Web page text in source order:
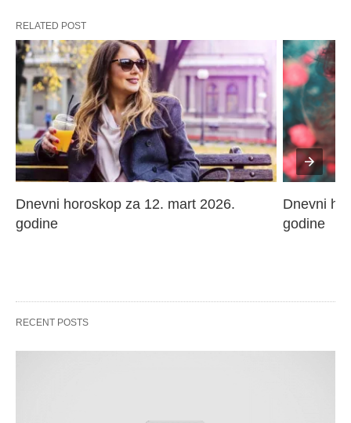
RELATED POST
Dnevni horoskop za 12. mart 2026.
godine
Dnevni
godine
RECENT POSTS